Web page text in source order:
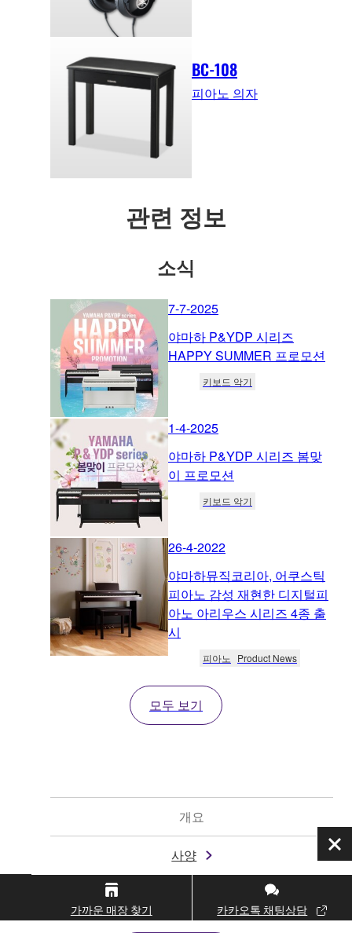
BC-108
피아노 의자
관련 정보
소식
7-7-2025
야마하 P&YDP 시리즈
HAPPY SUMMER 프로모션
키보드 악기
1-4-2025
야마하 P&YDP 시리즈 봄맞
이 프로모션
키보드 악기
26-4-2022
야마하뮤직코리아, 어쿠스틱
피아노 감성 재현한 디지털피
아노 아리우스 시리즈 4종 출
시
피아노 Product News
모두 보기
개요
사양
가까운 매장 찾기 카카오톡 채팅상담
닫
기